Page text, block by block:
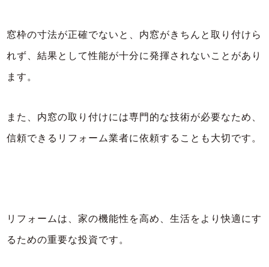
窓枠の寸法が正確でないと、内窓がきちんと取り付けら
れず、結果として性能が十分に発揮されないことがあり
ます。
また、内窓の取り付けには専門的な技術が必要なため、
信頼できるリフォーム業者に依頼することも大切です。
リフォームは、家の機能性を高め、生活をより快適にす
るための重要な投資です。